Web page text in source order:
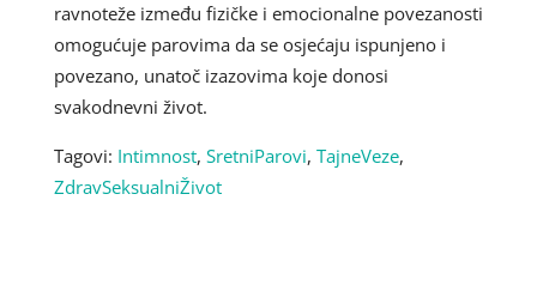
ravnoteže između fizičke i emocionalne povezanosti
omogućuje parovima da se osjećaju ispunjeno i
povezano, unatoč izazovima koje donosi
svakodnevni život.
Tagovi: Intimnost, SretniParovi, TajneVeze,
ZdravSeksualniŽivot